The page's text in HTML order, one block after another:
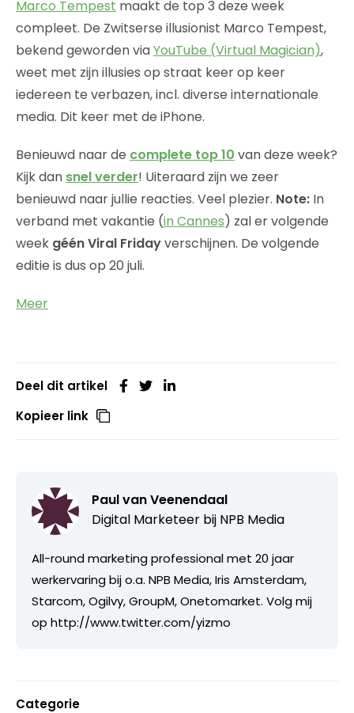
Marco Tempest maakt de top 3 deze week
compleet. De Zwitserse illusionist Marco Tempest,
bekend geworden viaYouTube (Virtual Magician),
weet met zijn illusies op straat keer op keer
iedereen te verbazen, incl. diverse internationale
media. Dit keer met de iPhone.
Benieuwd naar de complete top 10 van deze week?
Kijk dan snel verder! Uiteraard zijn we zeer
benieuwd naar jullie reacties. Veel plezier. Note: In
verband met vakantie (in Cannes) zal er volgende
week géén Viral Fridayverschijnen. De volgende
editie is dus op 20 juli.
Meer
Deel dit artikel
Kopieer link
Paul van Veenendaal
Digital Marketeer bij NPB Media
All-round marketing professional met 20 jaar
werkervaring bij o.a. NPB Media, Iris Amsterdam,
Starcom, Ogilvy, GroupM, Onetomarket. Volg mij
op http://www.twitter.com/yizmo
Categorie